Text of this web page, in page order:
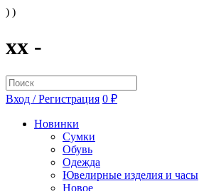
) )
xx -
Вход / Регистрация 0 ₽
Новинки
Сумки
Обувь
Одежда
Ювелирные изделия и часы
Новое